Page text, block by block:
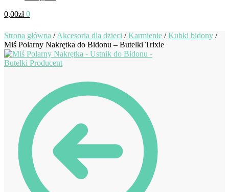
0,00zł 0
Strona główna /Akcesoria dla dzieci /Karmienie /Kubki bidony /
Miś Polarny Nakrętka do Bidonu – Butelki Trixie